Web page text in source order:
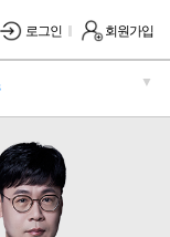
로그인 회원가입
▼